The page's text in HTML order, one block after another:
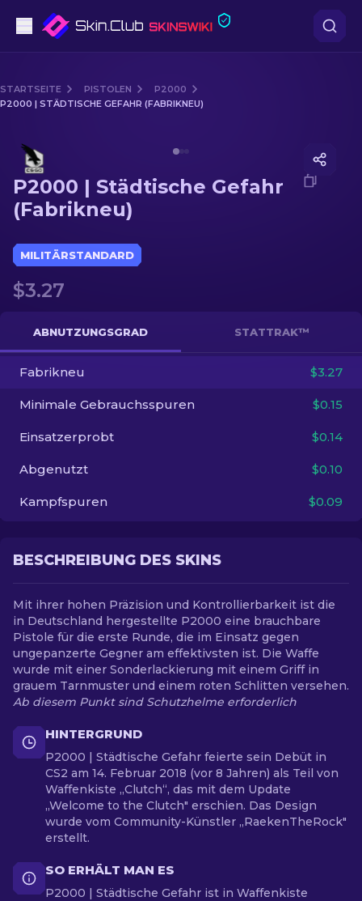
Mittelklasse
Scharfschützengewehr
Handschuh
Andere
DE
STARTSEITE PISTOLEN
P2000
P2000 | STÄDTISCHE GEFAHR (FABRIKNEU)
P2000 | Städtische Gefahr
(Fabrikneu)
MILITÄRSTANDARD
$3.27
ABNUTZUNGSGRAD STATTRAK™
Fabrikneu $3.27
Minimale Gebrauchsspuren $0.15
Einsatzerprobt $0.14
Abgenutzt $0.10
Kampfspuren $0.09
BESCHREIBUNG DES SKINS
Mit ihrer hohen Präzision und Kontrollierbarkeit ist die
in Deutschland hergestellte P2000 eine brauchbare
Pistole für die erste Runde, die im Einsatz gegen
ungepanzerte Gegner am effektivsten ist. Die Waffe
wurde mit einer Sonderlackierung mit einem Griff in
grauem Tarnmuster und einem roten Schlitten versehen.
Ab diesem Punkt sind Schutzhelme erforderlich
HINTERGRUND
P2000 | Städtische Gefahr feierte sein Debüt in
CS2 am 14. Februar 2018 (vor 8 Jahren) als Teil von
Waffenkiste „Clutch“, das mit dem Update
„Welcome to the Clutch" erschien. Das Design
wurde vom Community-Künstler „RaekenTheRock"
erstellt.
SO ERHÄLT MAN ES
P2000 | Städtische Gefahr ist in Waffenkiste